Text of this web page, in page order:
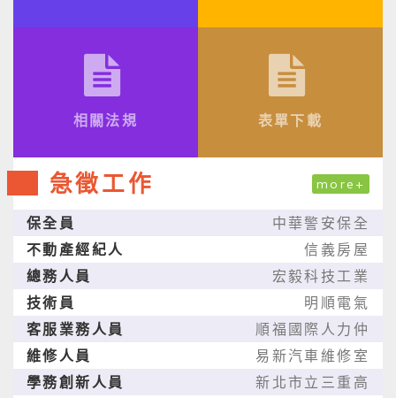
相關法規 表單下載
急徵工作 more+
保全員
中華警安保全
不動產經紀人
信義房屋
總務人員
宏毅科技工業
技術員
明順電氣
客服業務人員
順福國際人力仲
維修人員
易新汽車維修室
學務創新人員
新北市立三重高